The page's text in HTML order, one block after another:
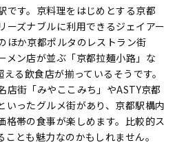
です。京料理をはじめとする京都
ーズナブルに利用できるジェイアー
ほか京都ポルタのレストラン街
メン店が並ぶ「京都拉麺小路」な
る飲食店が揃っているそうです。
店街「みやここみち」やASTY京都
いったグルメ街があり、京都駅構内
格帯の食事が楽しめます。比較的ス
とも魅力なのかもしれません。